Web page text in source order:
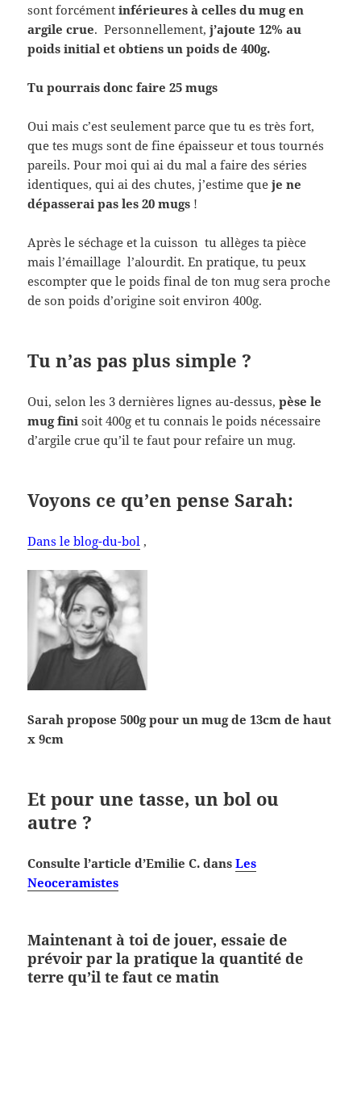
sont forcémentinférieures à celles du mug en
argile crue. Personnellement,j’ajoute 12% au
poids initial et obtiens un poids de 400g.
Tu pourrais donc faire 25 mugs
Oui mais c’est seulement parce que tu es très fort,
que tes mugs sont de fine épaisseur et tous tournés
pareils. Pour moi qui ai du mal a faire des séries
identiques, qui ai des chutes, j’estime que je ne
dépasserai pas les 20 mugs !
Après le séchage et la cuisson tu allèges ta pièce
mais l’émaillage l’alourdit. En pratique, tu peux
escompter que le poids final de ton mug sera proche
de son poids d’origine soit environ 400g.
Tu n’as pas plus simple ?
Oui, selon les 3 dernières lignes au-dessus,pèse le
mug fini soit 400g et tu connais le poids nécessaire
d’argile crue qu’il te faut pour refaire un mug.
Voyons ce qu’en pense Sarah:
Dans le blog-du-bol ,
Sarah propose 500g pour un mug de 13cm de haut
x 9cm
Et pour une tasse, un bol ou
autre ?
Consulte l’article d’Emilie C. dansLes
Neoceramistes
Maintenant à toi de jouer, essaie de
prévoir par la pratique la quantité de
terre qu’il te faut ce matin